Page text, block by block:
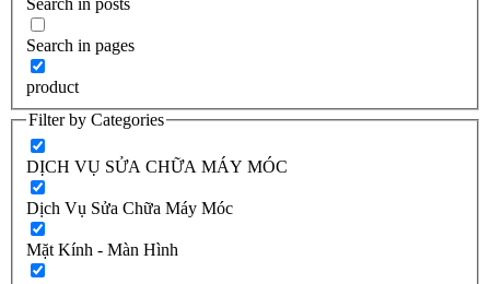
Search in pages
product
Filter by Categories
DỊCH VỤ SỬA CHỮA MÁY MÓC
Dịch Vụ Sửa Chữa Máy Móc
Mặt Kính - Màn Hình